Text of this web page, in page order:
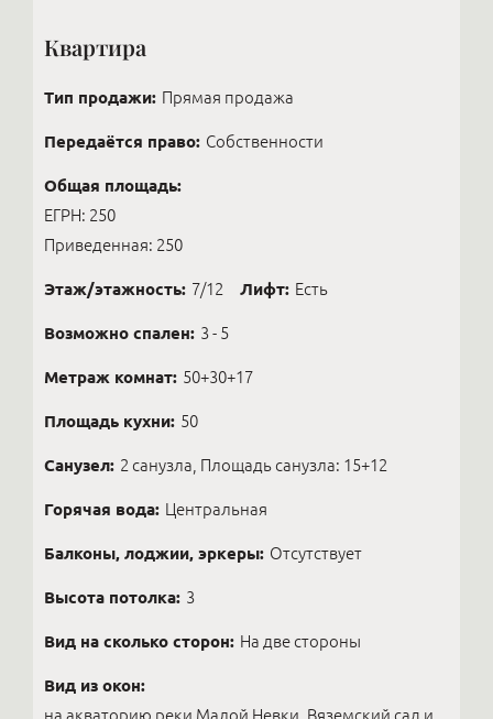
Квартира
Тип продажи: Прямая продажа
Передаётся право: Собственности
Общая площадь:
ЕГРН: 250
Приведенная: 250
Этаж/этажность: 7/12 Лифт: Есть
Возможно спален: 3 - 5
Метраж комнат: 50+30+17
Площадь кухни: 50
Санузел: 2 санузла, Площадь санузла: 15+12
Горячая вода: Центральная
Балконы, лоджии, эркеры: Отсутствует
Высота потолка: 3
Вид на сколько сторон: На две стороны
Вид из окон:
на акваторию реки Малой Невки, Вяземский сад и